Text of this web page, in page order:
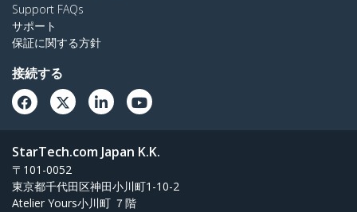
Support FAQs
サポート
保証に関する方針
接続する
StarTech.com Japan K.K.
〒101-0052
東京都千代田区神田小川町1-10-2
Atelier Yours小川町 ７階